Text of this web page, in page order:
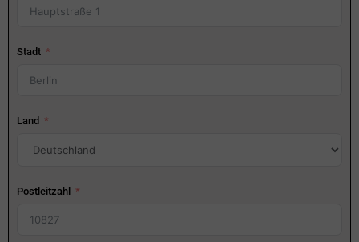
Stadt
Land
Postleitzahl